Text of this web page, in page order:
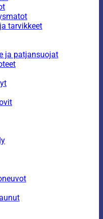
tarvikkeet
ja patjansuojat